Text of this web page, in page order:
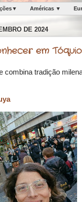
Américas ▼
DE 2024
em Tóquio
combina tradição